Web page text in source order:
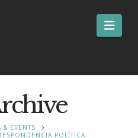
& EVENTS
POLÍTICA